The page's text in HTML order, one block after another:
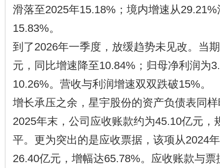
滑落至2025年15.18%；境内增速从
15.83%。
到了2026年一季度，放缓趋势未见改。当
元，同比增速降至10.84%；归母净利润为
10.26%。营收与利润增速双双跌破15%。
增长承压之余，星宇股份的资产负债表同
2025年末，公司应收账款约为45.10亿元，
平。更为突出的是应收票据，该项从2024
26.40亿元，增幅达65.78%。应收账款与